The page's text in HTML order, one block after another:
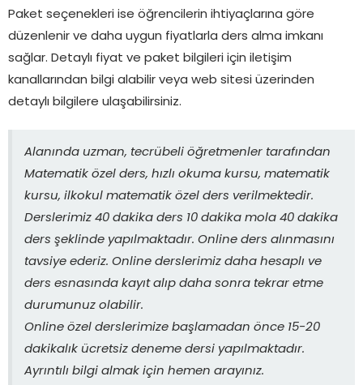
Paket seçenekleri ise öğrencilerin ihtiyaçlarına göre
düzenlenir ve daha uygun fiyatlarla ders alma imkanı
sağlar. Detaylı fiyat ve paket bilgileri için iletişim
kanallarından bilgi alabilir veya web sitesi üzerinden
detaylı bilgilere ulaşabilirsiniz.
Alanında uzman, tecrübeli öğretmenler tarafından
Matematik özel ders, hızlı okuma kursu, matematik
kursu, ilkokul matematik özel ders verilmektedir.
Derslerimiz 40 dakika ders 10 dakika mola 40 dakika
ders şeklinde yapılmaktadır. Online ders alınmasını
tavsiye ederiz. Online derslerimiz daha hesaplı ve
ders esnasında kayıt alıp daha sonra tekrar etme
durumunuz olabilir.
Online özel derslerimize başlamadan önce 15-20
dakikalık ücretsiz deneme dersi yapılmaktadır.
Ayrıntılı bilgi almak için hemen arayınız.